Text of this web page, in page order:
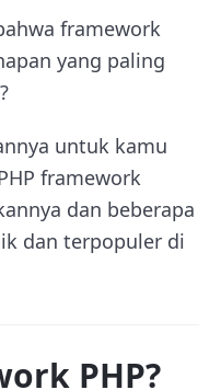
framework
yang paling
untuk kamu
framework
dan beberapa
dan terpopuler di
PHP?